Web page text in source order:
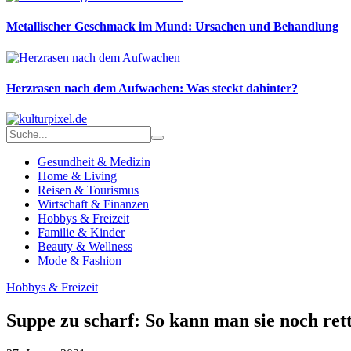
Metallischer Geschmack im Mund: Ursachen und Behandlung
Herzrasen nach dem Aufwachen: Was steckt dahinter?
Gesundheit & Medizin
Home & Living
Reisen & Tourismus
Wirtschaft & Finanzen
Hobbys & Freizeit
Familie & Kinder
Beauty & Wellness
Mode & Fashion
Hobbys & Freizeit
Suppe zu scharf: So kann man sie noch